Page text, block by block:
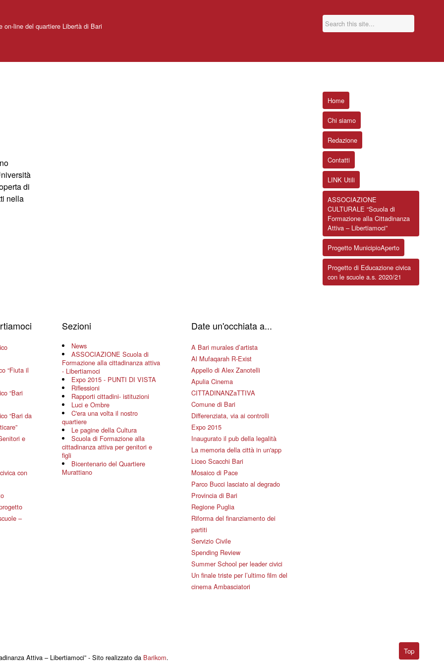
on-line del quartiere Libertà di Bari
di
nella
“Fiuta il
“Bari
“Bari da
e
con
–
Sezioni
News
ASSOCIAZIONE Scuola di
Formazione alla cittadinanza attiva
- Libertiamoci
Expo 2015 - PUNTI DI VISTA
Riflessioni
Rapporti cittadini- istituzioni
Luci e Ombre
C'era una volta il nostro
quartiere
Le pagine della Cultura
Scuola di Formazione alla
cittadinanza attiva per genitori e
figli
Bicentenario del Quartiere
Murattiano
Date un'occhiata a...
A Bari murales d’artista
Al Mufaqarah R-Exist
Appello di Alex Zanotelli
Apulia Cinema
CITTADINANZaTTIVA
Comune di Bari
Differenziata, via ai controlli
Expo 2015
Inaugurato il pub della legalità
La memoria della città in un'app
Liceo Scacchi Bari
Mosaico di Pace
Parco Bucci lasciato al degrado
Provincia di Bari
Regione Puglia
Riforma del finanziamento dei
partiti
Servizio Civile
Spending Review
Summer School per leader civici
Un finale triste per l’ultimo film del
cinema Ambasciatori
Home
Chi siamo
Redazione
Contatti
LINK Utili
ASSOCIAZIONE
CULTURALE “Scuola di
Formazione alla Cittadinanza
Attiva – Libertiamoci”
Progetto MunicipioAperto
Progetto di Educazione civica
con le scuole a.s. 2020/21
Attiva – Libertiamoci” - Sito realizzato da Barikom.
Top